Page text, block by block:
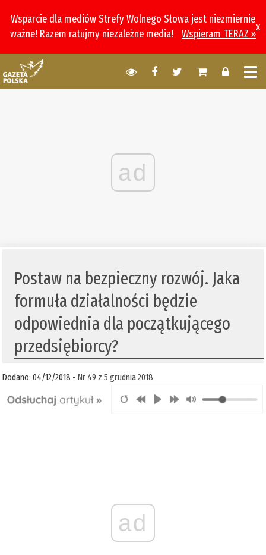
Wsparcie dla mediów Strefy Wolnego Słowa jest niezmiernie
ważne! Razem ratujmy niezależne media!
Wspieram TERAZ »
x
ad
Postaw na bezpieczny rozwój. Jaka
formuła działalności będzie
odpowiednia dla początkującego
przedsiębiorcy?
Dodano: 04/12/2018 -Nr 49 z 5 grudnia 2018
ad